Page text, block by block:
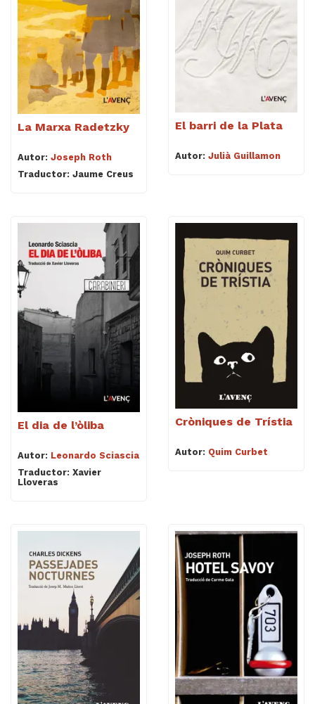
La Marxa Radetzky
Autor: Joseph Roth
Traductor: Jaume Creus
El barri de la Plata
Autor: Julià Guillamon
El dia de l’òliba
Autor: Leonardo Sciascia
Traductor: Xavier
Lloveras
Cròniques de Trístia
Autor: Quim Curbet